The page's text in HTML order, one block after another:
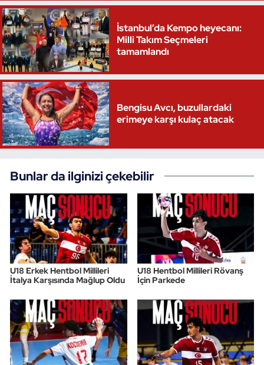
İstanbul’da Kempo heyecanı:
Milli Takım Seçmeleri
tamamlandı
Bengisu Avcı, buzullardaki
erimeye karşı kulaç atacak
Bunlar da ilginizi çekebilir
U18 Erkek Hentbol Millileri
İtalya Karşısında Mağlup Oldu
U18 Hentbol Millileri Rövanş
İçin Parkede
Oryantiring
Özel Sporcular
Paralimpik
Ragbi
Satranç
Sualtı Sporları
Tekvando
Tenis
Triatlon
Voleybol
Vücut Geliştirme Fitness